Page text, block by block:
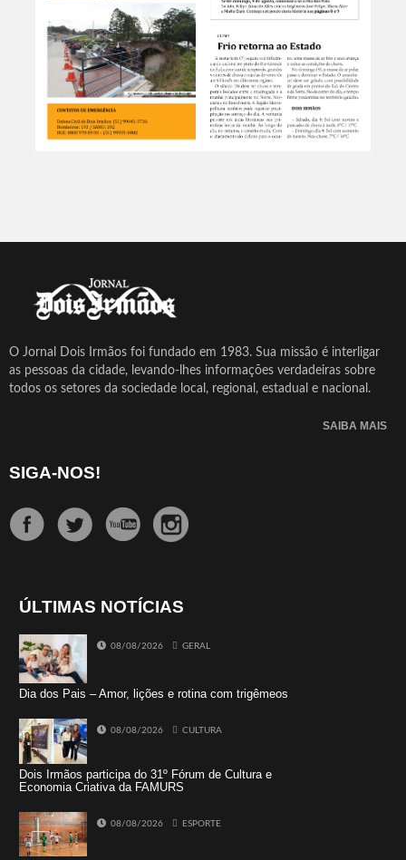
O Jornal Dois Irmãos foi fundado em 1983. Sua missão é interligar
as pessoas da cidade, levando-lhes informações verdadeiras sobre
todos os setores da sociedade local, regional, estadual e nacional.
SAIBA MAIS
SIGA-NOS!
ÚLTIMAS NOTÍCIAS
08/08/2026 GERAL
Dia dos Pais – Amor, lições e rotina com trigêmeos
08/08/2026 CULTURA
Dois Irmãos participa do 31º Fórum de Cultura e
Economia Criativa da FAMURS
08/08/2026 ESPORTE